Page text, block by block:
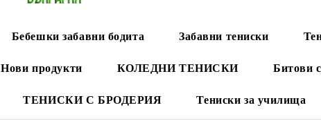
Бебешки забавни бодита Забавни тениски
Нови продукти КОЛЕДНИ ТЕНИСКИ Битови
ТЕНИСКИ С БРОДЕРИЯ Тениски за училища